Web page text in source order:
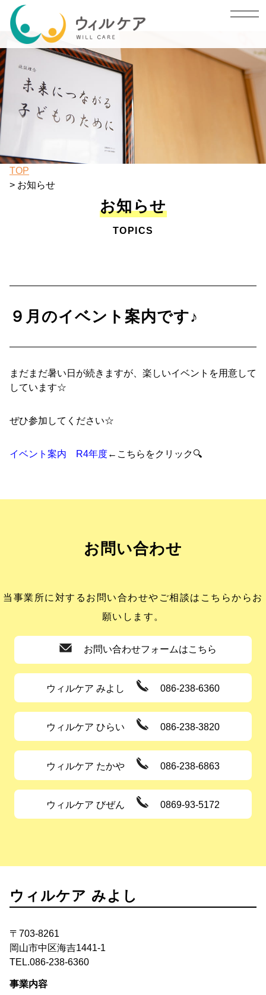
TOP
> お知らせ
お知らせ
TOPICS
９月のイベント案内です♪
まだまだ暑い日が続きますが、楽しいイベントを用意して
しています☆
ぜひ参加してください☆
イベント案内 R4年度←こちらをクリック🔍
お問い合わせ
当事業所に対するお問い合わせやご相談はこちらからお
願いします。
お問い合わせフォームはこちら
ウィルケア みよし 086-238-6360
ウィルケア ひらい 086-238-3820
ウィルケア たかや 086-238-6863
ウィルケア びぜん 0869-93-5172
ウィルケア みよし
〒703-8261
岡山市中区海吉1441-1
TEL.086-238-6360
事業内容